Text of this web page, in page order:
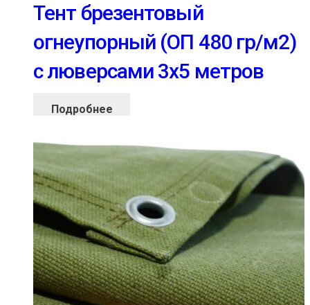
Тент брезентовый
огнеупорный (ОП 480 гр/м2)
с люверсами 3х5 метров
Подробнее